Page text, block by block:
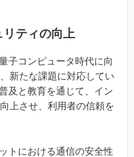
ティの向上
子コンピュータ時代に向
新たな課題に対応してい
及と教育を通じて、イン
上させ、利用者の信頼を
トにおける通信の安全性